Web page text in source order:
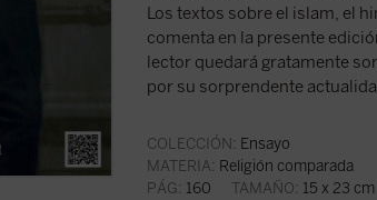
Los textos sobre el islam, el
comenta en la presente
lector quedará gratamente
por su sorprendente
COLECCIÓN: Ensayo
MATERIA: Religión comparada
PÁG: 160 TAMAÑO: 15 x 23